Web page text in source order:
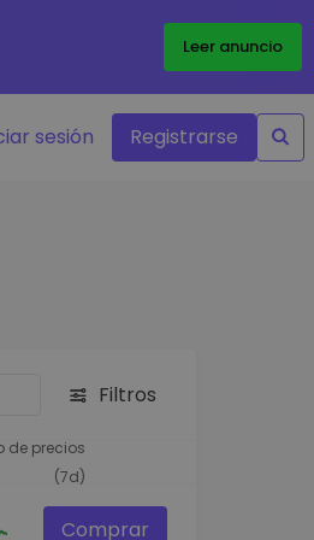
Leer anuncio
sesión Registrarse
Filtros
de precios
(7d)
Comprar